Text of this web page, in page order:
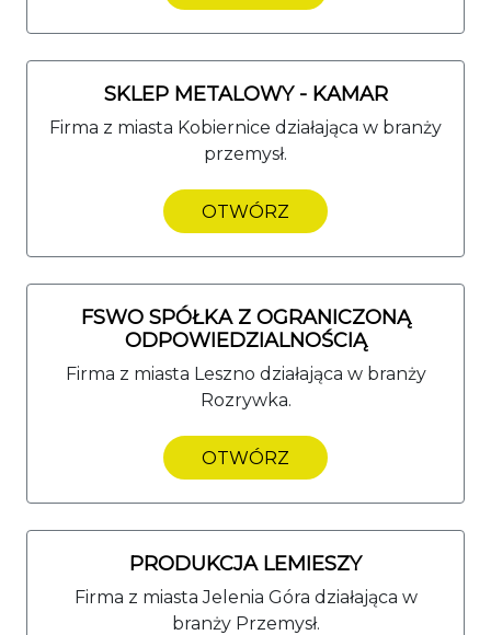
SKLEP METALOWY - KAMAR
Firma z miasta Kobiernice działająca w branży
przemysł.
OTWÓRZ
FSWO SPÓŁKA Z OGRANICZONĄ
ODPOWIEDZIALNOŚCIĄ
Firma z miasta Leszno działająca w branży
Rozrywka.
OTWÓRZ
PRODUKCJA LEMIESZY
Firma z miasta Jelenia Góra działająca w
branży Przemysł.